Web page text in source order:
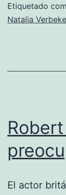
Etiquetado
Natalia Verbeke
El actor